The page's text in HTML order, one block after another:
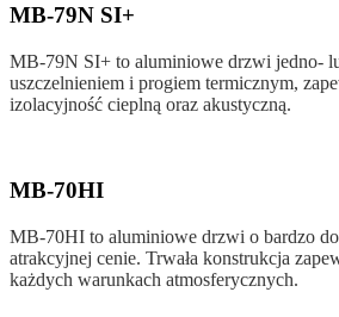
MB-79N SI+
MB-79N SI+ to aluminiowe drzwi jedno-
uszczelnieniem i progiem termicznym,
izolacyjność cieplną oraz akustyczną.
MB-70HI
MB-70HI to aluminiowe drzwi o bardzo
atrakcyjnej cenie. Trwała konstrukcja
każdych warunkach atmosferycznych.